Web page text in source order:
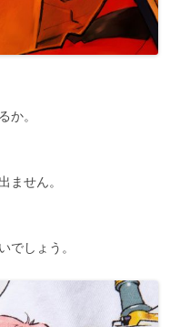
か。
ません。
でしょう。